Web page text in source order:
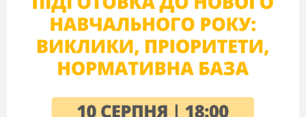
Здоров'я завжди займало належне місце серед
освітніх проблем, оскільки одним із завдань
педагогіки є виховання здорового,
працездатного покоління. Лікарі теж достатньо
уваги приділяли дітям, але сьогоднішня
ситуація в цій сфері потребує перегляду
традиційних підходів.